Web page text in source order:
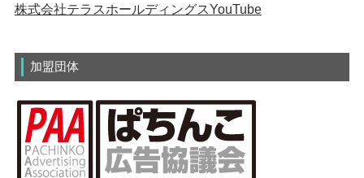
株式会社テラスホールディングスYouTube
加盟団体